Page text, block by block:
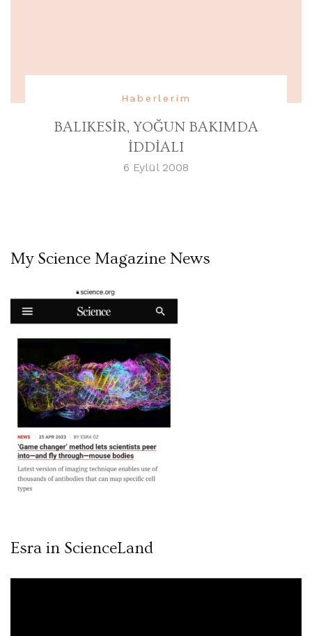
Haberlerim
BALIKESİR, YOĞUN BAKIMDA
İDDİALI
6 Eylül 2008
My Science Magazine News
Esra in ScienceLand